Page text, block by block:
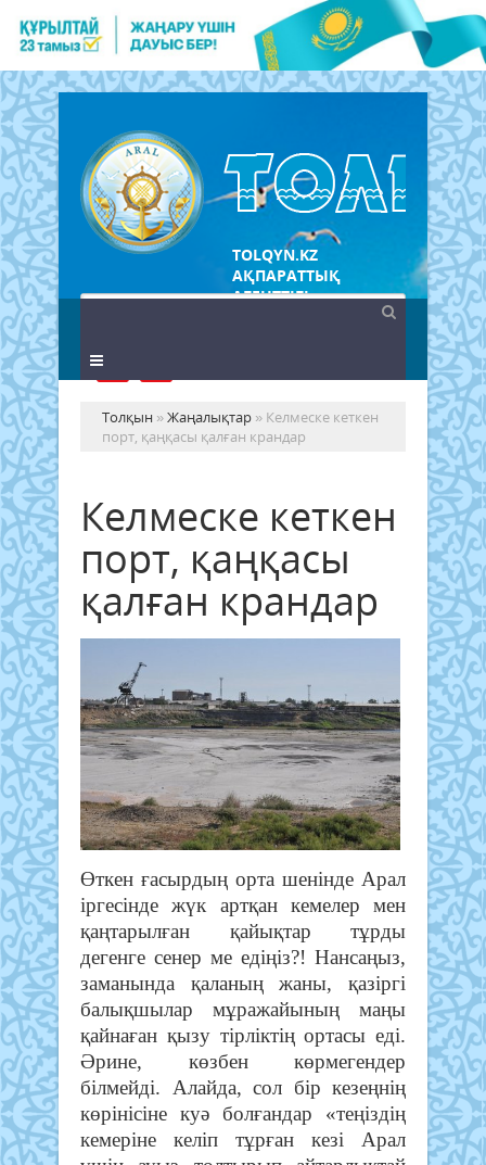
TOLQYN.KZ
АҚПАРАТТЫҚ
АГЕНТТІГІ
Толқын »Жаңалықтар » Келмеске кеткен
порт, қаңқасы қалған крандар
Келмеске кеткен
порт, қаңқасы
қалған крандар
Өткен ғасырдың орта шенінде Арал
іргесінде жүк артқан кемелер мен
қаңтарылған қайықтар тұрды
дегенге сенер ме едіңіз?! Нансаңыз,
заманында қаланың жаны, қазіргі
балықшылар мұражайының маңы
қайнаған қызу тірліктің ортасы еді.
Әрине, көзбен көрмегендер
білмейді. Алайда, сол бір кезеңнің
көрінісіне куә болғандар «теңіздің
кемеріне келіп тұрған кезі Арал